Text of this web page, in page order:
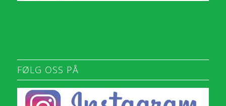
FØLG OSS PÅ